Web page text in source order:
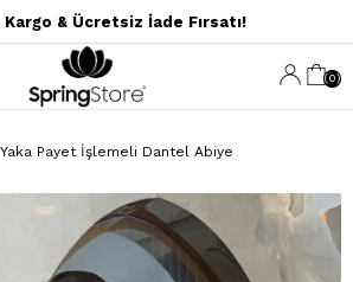
& Ücretsiz İade Fırsatı!
0
Payet İşlemeli Dantel Abiye